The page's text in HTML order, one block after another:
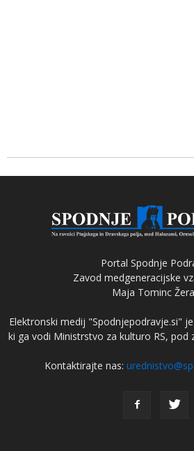
Portal Spodnje
Zavod medgeneracijske
Maja Tominc
Elektronski medij "Spodnjepodravje.si"
ki ga vodi Ministrstvo za kulturo RS, pod
Kontaktirajte nas: